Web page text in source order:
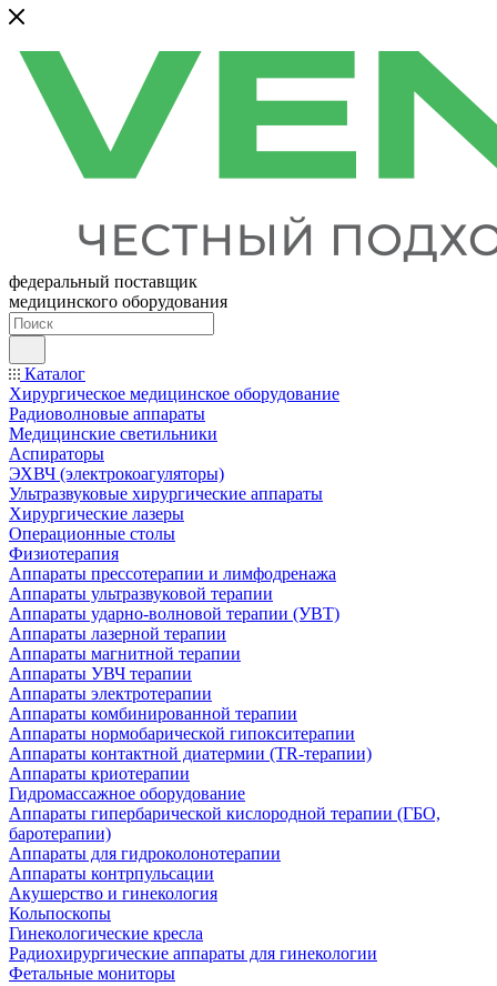
федеральный поставщик
медицинского оборудования
Каталог
Хирургическое медицинское оборудование
Радиоволновые аппараты
Медицинские светильники
Аспираторы
ЭХВЧ (электрокоагуляторы)
Ультразвуковые хирургические аппараты
Хирургические лазеры
Операционные столы
Физиотерапия
Аппараты прессотерапии и лимфодренажа
Аппараты ультразвуковой терапии
Аппараты ударно-волновой терапии (УВТ)
Аппараты лазерной терапии
Аппараты магнитной терапии
Аппараты УВЧ терапии
Аппараты электротерапии
Аппараты комбинированной терапии
Аппараты нормобарической гипокситерапии
Аппараты контактной диатермии (TR-терапии)
Аппараты криотерапии
Гидромассажное оборудование
Аппараты гипербарической кислородной терапии (ГБО,
баротерапии)
Аппараты для гидроколонотерапии
Аппараты контрпульсации
Акушерство и гинекология
Кольпоскопы
Гинекологические кресла
Радиохирургические аппараты для гинекологии
Фетальные мониторы